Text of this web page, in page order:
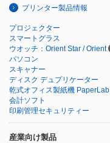
プリンター製品情報
プロジェクター
スマートグラス
ウオッチ：Orient Star / Orient
パソコン
スキャナー
ディスク デュプリケーター
乾式オフィス製紙機 PaperLab
会計ソフト
印刷管理セキュリティー
産業向け製品